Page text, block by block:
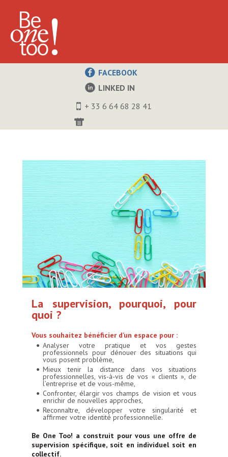
FACEBOOK
LINKED IN
+ 33 6 64 68 28 41
La supervision, pourquoi, pour
quoi ?
Vous souhaitez bénéficier d’un espace pour :
Analyser votre pratique et vos gestes
professionnels pour dénouer des situations qui
vous posent problème,
Mieux tenir la distance dans vos situations
professionnelles, vis-à-vis de vos « clients », de
l’entreprise et de vous-même,
Confronter, élargir vos champs de vision et vous
enrichir de nouvelles approches,
Reconnaître, développer votre singularité et
affirmer votre identité professionnelle.
Be One Too! a construit pour vous une offre de
supervision spécifique, soit en individuel soit en
collectif.